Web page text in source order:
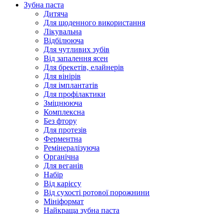
Зубна паста
Дитяча
Для щоденного використання
Лікувальна
Відбілююча
Для чутливих зубів
Від запалення ясен
Для брекетів, елайнерів
Для вінірів
Для імплантатів
Для профілактики
Зміцнююча
Комплексна
Без фтору
Для протезів
Ферментна
Ремінералізуюча
Органічна
Для веганів
Набір
Від карієсу
Від сухості ротової порожнини
Мініформат
Найкраща зубна паста